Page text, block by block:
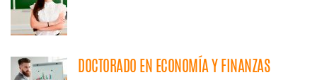
DOCTORADO EN ECONOMÍA Y FINANZAS